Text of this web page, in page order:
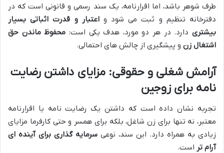
طرف شوهر باشد، اما اقرارنامه، یک سند رسمی و قانونی است که در
دفترخانه تنظیم و ثبت می شود واعتبار و قدرت اثباتی بسیار
بیشتریدارد. در هر دو مورد، هدف یکی است: محفوظ ماندن حق
اشتغال زن و پیشگیری از چالش های احتمالی.
آرامش شغلی و حقوقی: مزایای داشتن رضایت
نامه برای زوجین
تجربه نشان داده است که داشتن یک رضایت نامه یا اقرارنامه
معتبر، نه تنها برای زن شاغل، بلکه برای همسر و حتی کارفرما مزایای
زیادی به همراه دارد. این سند، نوعی سرمایه گذاری برای آینده ای
آرام تر است.